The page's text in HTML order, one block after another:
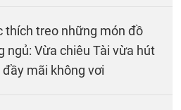
thích treo những món đồ
ngủ: Vừa chiêu Tài vừa hút
đầy mãi không vơi